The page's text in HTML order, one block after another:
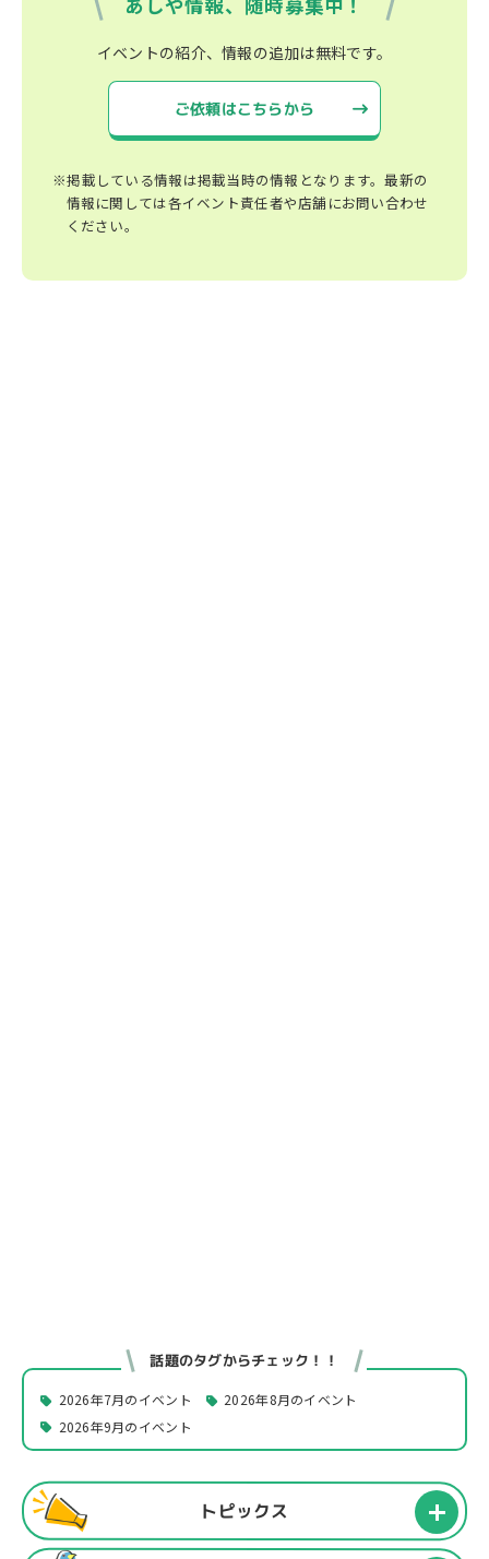
イベントの紹介、情報の追加は無料です。
ご依頼はこちらから
※掲載している情報は掲載当時の情報となります。最新の
情報に関しては各イベント責任者や店舗にお問い合わせ
ください。
話題のタグからチェック！！
2026年7月のイベント
2026年8月のイベント
2026年9月のイベント
トピックス